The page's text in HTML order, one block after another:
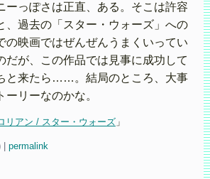
ーっぽさは正直、ある。そこは許容
、過去の「スター・ウォーズ」への
の映画ではぜんぜんうまくいってい
だが、この作品では見事に成功して
と来たら……。結局のところ、大事
リーなのかな。
リアン / スター・ウォーズ」
permalink